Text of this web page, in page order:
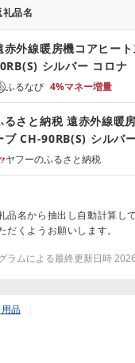
礼品名
ふるなび
赤外線暖房機コアヒー
シルバー コロナ
4%マネー増量
ヤフーのふるさと納税
るさと納税 遠赤外線暖
ブ CH-90RB(S) シルバ
名から抽出し自動計算
くようお願いします。
ラムによる最終更新日時
品